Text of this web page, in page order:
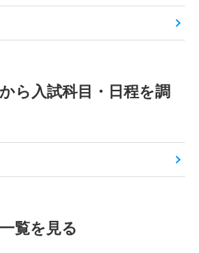
ら入試科目・日程を調
覧を見る